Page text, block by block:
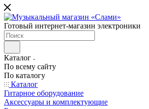
Готовый интернет-магазин электроники
Каталог
По всему сайту
По каталогу
Каталог
Гитарное оборудование
Аксессуары и комплектующие